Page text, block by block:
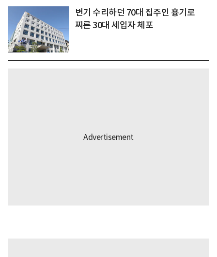
변기 수리하던 70대 집주인 흉기로
찌른 30대 세입자 체포